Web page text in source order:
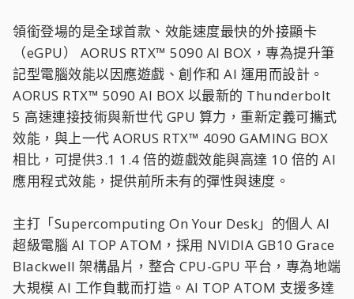
領銜登場的是全球首款、效能速度最快的外接顯卡
（eGPU） AORUS RTX™ 5090 AI BOX，專為提升筆
記型電腦效能以因應遊戲、創作和 AI 運用而設計。
AORUS RTX™ 5090 AI BOX 以最新的 Thunderbolt
5 高速連接技術與新世代 GPU 算力，重新定義可攜式
效能，與上一代 AORUS RTX™ 4090 GAMING BOX
相比，可提供3.1 1.4 倍的遊戲效能與高達 10 倍的 AI
應用程式效能，提供前所未有的彈性與速度。
主打「Supercomputing On Your Desk」的個人 AI
超級電腦 AI TOP ATOM，採用 NVIDIA GB10 Grace
Blackwell 架構晶片，整合 CPU-GPU 平台，專為地端
大規模 AI 工作負載而打造。AI TOP ATOM 支援多達